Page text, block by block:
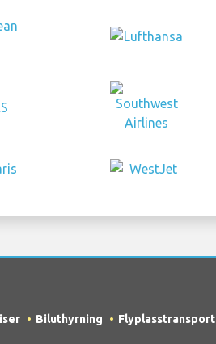
Biluthyrning Flyplasstransport